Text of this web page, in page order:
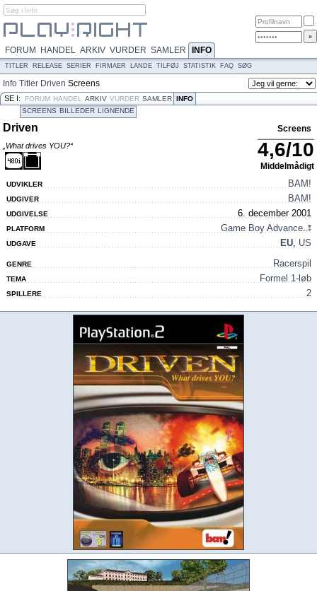
FORUM HANDEL ARKIV VURDER SAMLER INFO
TITLER RELEASE SERIER FIRMAER LANDE TILFØJ STATISTIK FAQ SØG
Info Titler Driven Screens
SE I: FORUM HANDEL ARKIV VURDER SAMLER INFO
SCREENS BILLEDER LIGNENDE
Driven Screens
„What drives YOU?“ 4,6/10
Middelmådigt
UDVIKLER BAM!
UDGIVER BAM!
UDGIVELSE 6. december 2001
PLATFORM Game Boy Advance...
UDGAVE EU, US
GENRE Racerspil
TEMA Formel 1-løb
SPILLERE 2